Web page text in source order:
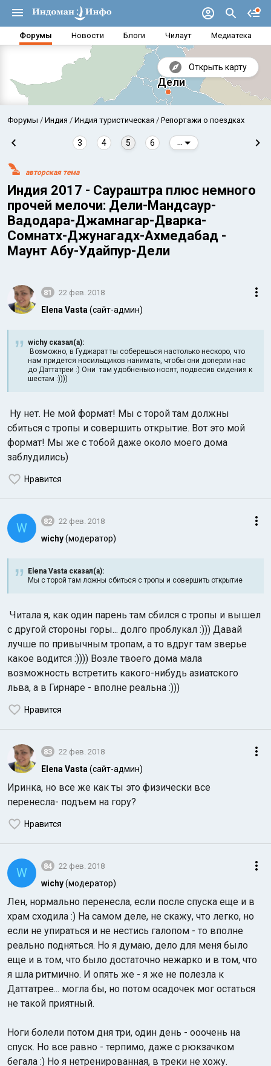
Форумы Новости Блоги Чилаут Медиатека
Открыть карту
Аравийское море
Индийский океан
Форумы Индия Индия туристическая Репортажи о поездках
3 4 5 6
авторская тема
Индия 2017 - Саураштра плюс немного
прочей мелочи: Дели-Мандсаур-
Вадодара-Джамнагар-Дварка-
Сомнатх-Джунагадх-Ахмедабад -
Маунт Абу-Удайпур-Дели
81 22 фев. 2018
Elena Vasta (сайт-админ)
wichy сказал(а):
Возможно, в Гуджарат ты соберешься настолько нескоро, что
нам придется носильщиков нанимать, чтобы они доперли нас
до Даттатреи :) Они там удобненько носят, подвесив сидения к
шестам :))))
Ну нет. Не мой формат! Мы с торой там должны
сбиться с тропы и совершить открытие. Вот это мой
формат! Мы же с тобой даже около моего дома
заблудились)
Нравится
W 82 22 фев. 2018
wichy(модератор)
Elena Vasta сказал(а):
Мы с торой там ложны сбиться с тропы и совершить открытие
Читала я, как один парень там сбился с тропы и вышел
с другой стороны горы... долго проблукал :))) Давай
лучше по привычным тропам, а то вдруг там зверье
какое водится :)))) Возле твоего дома мала
возможность встретить какого-нибудь азиатского
льва, а в Гирнаре - вполне реальна :)))
Нравится
83 22 фев. 2018
Elena Vasta (сайт-админ)
Иринка, но все же как ты это физически все
перенесла- подъем на гору?
Нравится
W 84 22 фев. 2018
wichy(модератор)
Лен, нормально перенесла, если после спуска еще и в
храм сходила :) На самом деле, не скажу, что легко, но
если не упираться и не нестись галопом - то вполне
реально подняться. Но я думаю, дело для меня было
еще и в том, что было достаточно нежарко и в том, что
я шла ритмично. И опять же - я же не полезла к
Даттатрее... могла бы, но потом осадочек мог остаться
не такой приятный.
Ноги болели потом дня три, один день - ооочень на
спуск. Но все равно - терпимо, даже с рюкзачком
бегала :) Но я нетренированная, в треки не хожу.